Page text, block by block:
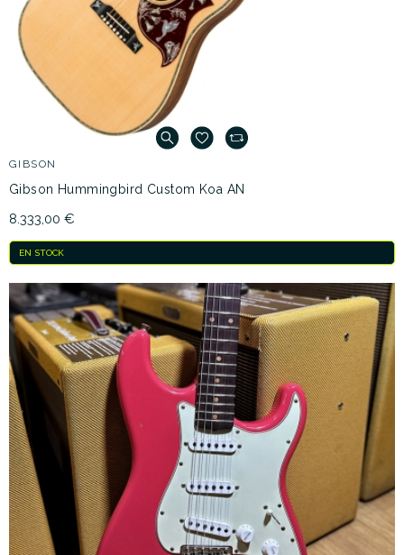
GIBSON
Gibson Hummingbird Custom Koa AN
8.333,00 €
EN STOCK